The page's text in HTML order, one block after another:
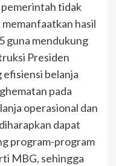
tidak
hasil
guna mendukung
Presiden
belanja
pada
operasional dan
dapat
program-program
MBG, sehingga